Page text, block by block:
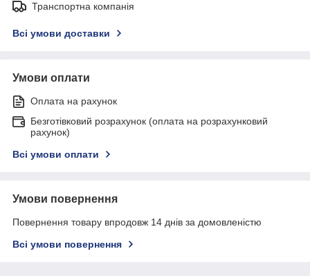
Транспортна компанія
Всі умови доставки
Умови оплати
Оплата на рахунок
Безготівковий розрахунок (оплата на розрахунковий
рахунок)
Всі умови оплати
Умови повернення
Повернення товару впродовж 14 днів за домовленістю
Всі умови повернення